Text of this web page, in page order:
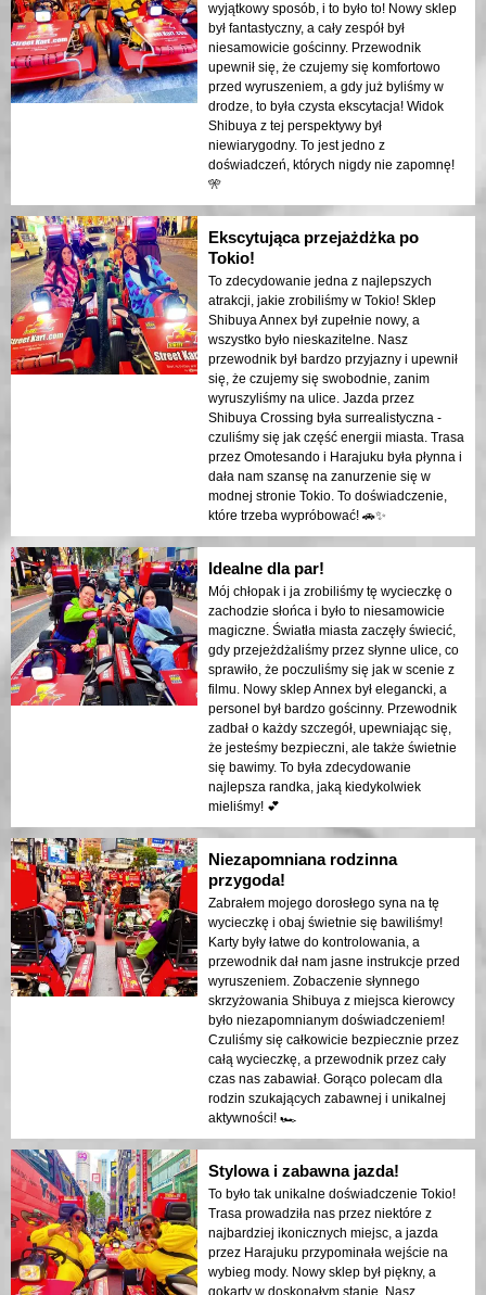
wyjątkowy sposób, i to było to! Nowy sklep
był fantastyczny, a cały zespół był
niesamowicie gościnny. Przewodnik
upewnił się, że czujemy się komfortowo
przed wyruszeniem, a gdy już byliśmy w
drodze, to była czysta ekscytacja! Widok
Shibuya z tej perspektywy był
niewiarygodny. To jest jedno z
doświadczeń, których nigdy nie zapomnę!
🎌
Ekscytująca przejażdżka po
Tokio!
To zdecydowanie jedna z najlepszych
atrakcji, jakie zrobiliśmy w Tokio! Sklep
Shibuya Annex był zupełnie nowy, a
wszystko było nieskazitelne. Nasz
przewodnik był bardzo przyjazny i upewnił
się, że czujemy się swobodnie, zanim
wyruszyliśmy na ulice. Jazda przez
Shibuya Crossing była surrealistyczna -
czuliśmy się jak część energii miasta. Trasa
przez Omotesando i Harajuku była płynna i
dała nam szansę na zanurzenie się w
modnej stronie Tokio. To doświadczenie,
które trzeba wypróbować! 🚗✨
Idealne dla par!
Mój chłopak i ja zrobiliśmy tę wycieczkę o
zachodzie słońca i było to niesamowicie
magiczne. Światła miasta zaczęły świecić,
gdy przejeżdżaliśmy przez słynne ulice, co
sprawiło, że poczuliśmy się jak w scenie z
filmu. Nowy sklep Annex był elegancki, a
personel był bardzo gościnny. Przewodnik
zadbał o każdy szczegół, upewniając się,
że jesteśmy bezpieczni, ale także świetnie
się bawimy. To była zdecydowanie
najlepsza randka, jaką kiedykolwiek
mieliśmy! 💕
Niezapomniana rodzinna
przygoda!
Zabrałem mojego dorosłego syna na tę
wycieczkę i obaj świetnie się bawiliśmy!
Karty były łatwe do kontrolowania, a
przewodnik dał nam jasne instrukcje przed
wyruszeniem. Zobaczenie słynnego
skrzyżowania Shibuya z miejsca kierowcy
było niezapomnianym doświadczeniem!
Czuliśmy się całkowicie bezpiecznie przez
całą wycieczkę, a przewodnik przez cały
czas nas zabawiał. Gorąco polecam dla
rodzin szukających zabawnej i unikalnej
aktywności! 🏎️
Stylowa i zabawna jazda!
To było tak unikalne doświadczenie Tokio!
Trasa prowadziła nas przez niektóre z
najbardziej ikonicznych miejsc, a jazda
przez Harajuku przypominała wejście na
wybieg mody. Nowy sklep był piękny, a